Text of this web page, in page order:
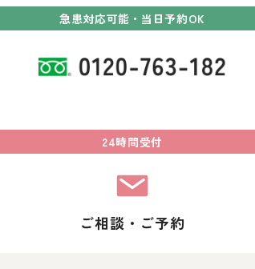
急患対応可能・当日予約OK
24時間受付
ご相談・ご予約